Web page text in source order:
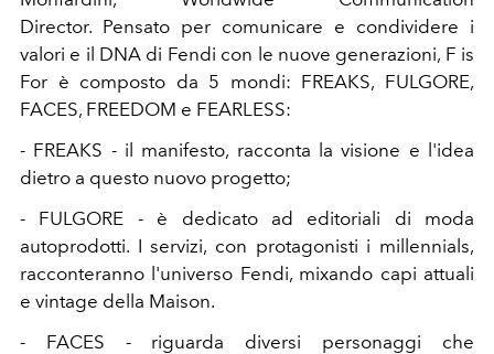
Director. Pensato per comunicare e condividere i
valori e il DNA di Fendi con le nuove generazioni, F is
For è composto da 5 mondi: FREAKS, FULGORE,
FACES, FREEDOM e FEARLESS:
- FREAKS - il manifesto, racconta la visione e l'idea
dietro a questo nuovo progetto;
- FULGORE - è dedicato ad editoriali di moda
autoprodotti. I servizi, con protagonisti i millennials,
racconteranno l'universo Fendi, mixando capi attuali
e vintage della Maison.
- FACES - riguarda diversi personaggi che